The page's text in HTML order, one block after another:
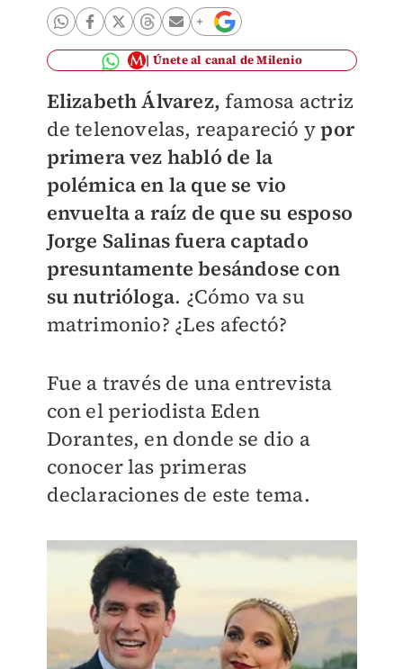
Únete al canal de Milenio
Elizabeth Álvarez,famosa actriz
de telenovelas, reapareció ypor
primera vez habló de la
polémica en la que se vio
envuelta a raíz de que su esposo
Jorge Salinas fuera captado
presuntamente besándose con
su nutrióloga. ¿Cómo va su
matrimonio? ¿Les afectó?
Fue a través de una entrevista
con el periodista Eden
Dorantes, en donde se dio a
conocer las primeras
declaraciones de este tema.